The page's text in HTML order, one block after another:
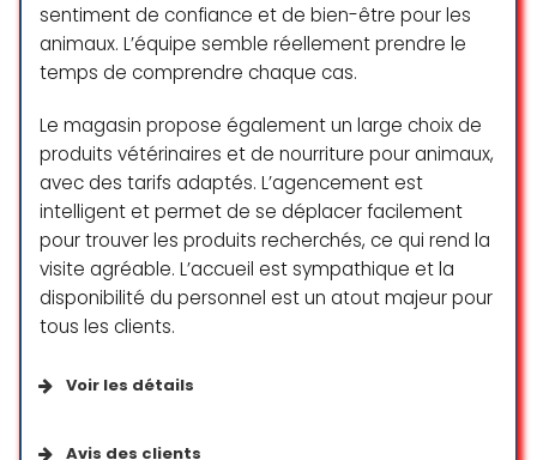
Juan García-Aráez Martín-
Montalvo
Cela fait maintenant trois mois que
je fréquente cette clinique, et je
suis absolument ravie. Les
assistantes sont d’une
bienveillance rare, compétentes et
toujours attentives aux besoins.
Quant à Dr Christelle Raymond,
c’est une professionnelle
sentiment de confiance et de bien-être pour les
animaux. L’équipe semble réellement prendre le
temps de comprendre chaque cas.
Le magasin propose également un large choix de
produits vétérinaires et de nourriture pour animaux,
avec des tarifs adaptés. L’agencement est
intelligent et permet de se déplacer facilement
pour trouver les produits recherchés, ce qui rend la
visite agréable. L’accueil est sympathique et la
disponibilité du personnel est un atout majeur pour
tous les clients.
Voir les détails
Avis des clients